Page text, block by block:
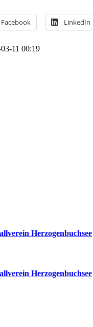
Facebook LinkedIn
11 00:19
Herzogenbuchsee
Herzogenbuchsee